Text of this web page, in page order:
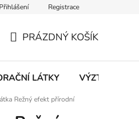
Přihlášení Registrace
KOŠÍK
PRÁZDNÝ KOŠÍK
LÁTKY VÝZTUHY
Režný efekt přírodní